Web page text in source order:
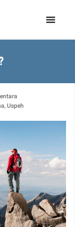
,Uspeh